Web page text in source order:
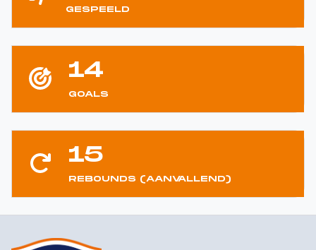
GESPEELD
14
GOALS
15
REBOUNDS (AANVALLEND)